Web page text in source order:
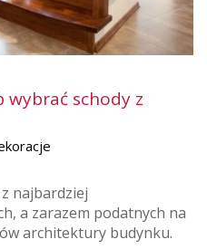
wybrać schody z
najbardziej
a zarazem podatnych na
architektury budynku.